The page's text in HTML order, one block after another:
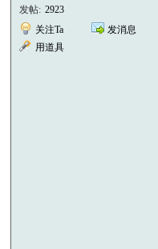
发帖: 2923
关注Ta
发消息
用道具